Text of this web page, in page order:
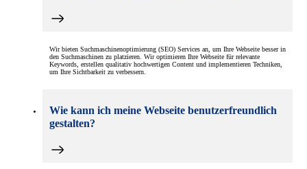
Wir bieten Suchmaschinenoptimierung (SEO) Services an, um Ihre Webseite besser in
den Suchmaschinen zu platzieren. Wir optimieren Ihre Webseite für relevante
Keywords, erstellen qualitativ hochwertigen Content und implementieren Techniken,
um Ihre Sichtbarkeit zu verbessern.
Wie kann ich meine Webseite benutzerfreundlich
gestalten?